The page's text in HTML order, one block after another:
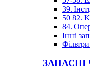
39.
50-82.
84.
Інші
ЗАПАСНІ